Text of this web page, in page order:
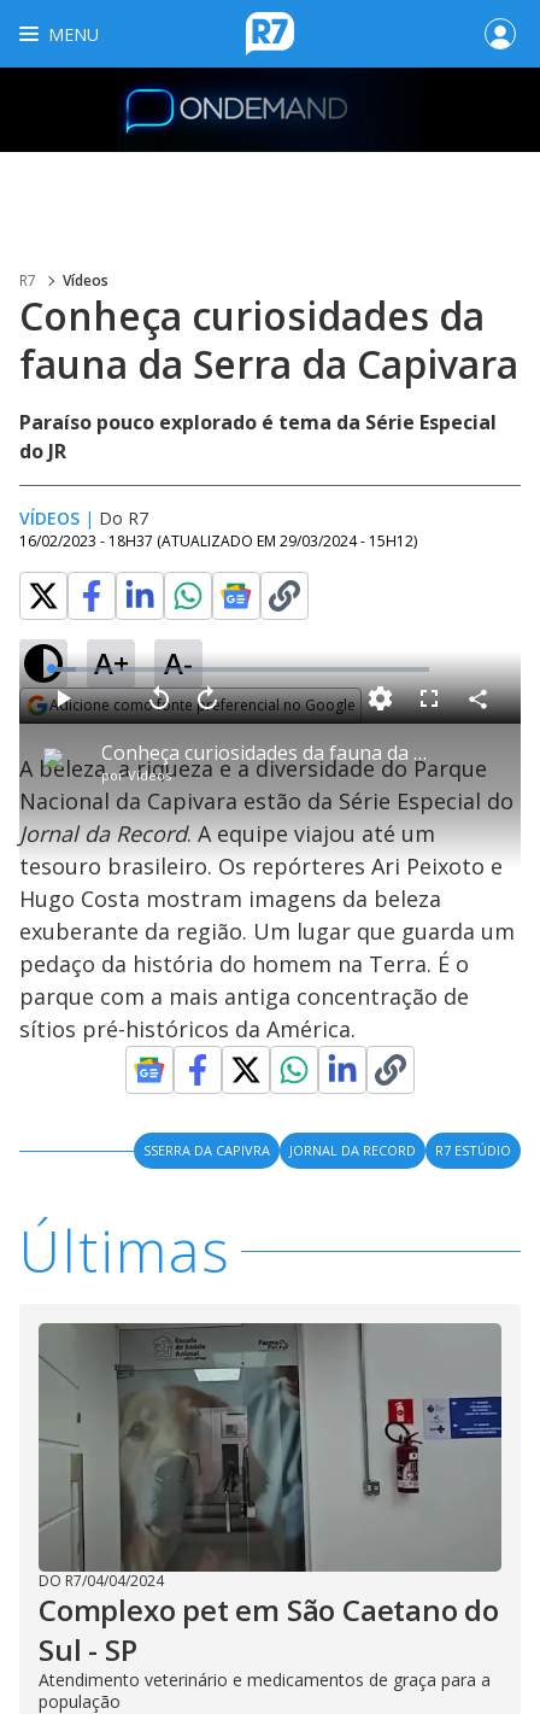
MENU
R7 Vídeos
Conheça curiosidades da
fauna da Serra da Capivara
Paraíso pouco explorado é tema da Série Especial
do JR
VÍDEOS | Do R7
16/02/2023 - 18H37 (ATUALIZADO EM 29/03/2024 - 15H12)
A+ A-
Adicione como fonte preferencial no Google
P
l
a
y
V
i
d
e
o
Conheça curiosidades da fauna da Serra da Capivara
porVídeos
P V
t
a
r
0
e
g
d
s
A
n
ç
a
1
s
e
u
n
o
s
M
u
d
o
L
o
a
d
e
6
.
7
3
%
F
s
c
e
n
C
o
a
r
l
A beleza, a riqueza e a diversidade do Parque
Nacional da Capivara estão da Série Especial do
Jornal da Record. A equipe viajou até um
tesouro brasileiro. Os repórteres Ari Peixoto e
Hugo Costa mostram imagens da beleza
exuberante da região. Um lugar que guarda um
pedaço da história do homem na Terra. É o
parque com a mais antiga concentração de
sítios pré-históricos da América.
SSERRA DA CAPIVRA JORNAL DA RECORD R7 ESTÚDIO
Últimas
DO R7/04/04/2024
Complexo pet em São Caetano do
Sul - SP
Atendimento veterinário e medicamentos de graça para a
população